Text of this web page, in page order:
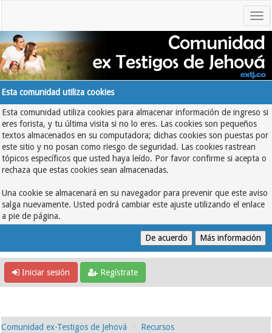
Esta comunidad utiliza cookies
Esta comunidad utiliza cookies para almacenar información de ingreso si
eres forista, y tu última visita si no lo eres. Las cookies son pequeños
textos almacenados en su computadora; dichas cookies son puestas por
este sitio y no posan como riesgo de seguridad. Las cookies rastrean
tópicos específicos que usted haya leído. Por favor confirme si acepta o
rechaza que estas cookies sean almacenadas.
Una cookie se almacenará en su navegador para prevenir que este aviso
salga nuevamente. Usted podrá cambiar este ajuste utilizando el enlace
a pie de página.
Iniciar sesión Regístrate
Comunidad ex-Testigos de Jehová
Recursos